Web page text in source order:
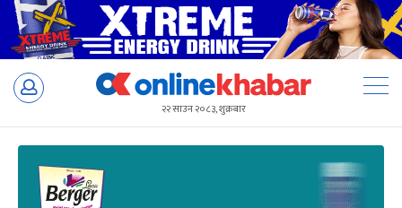
Skip
२२ साउन २०८३, शुक्रबार